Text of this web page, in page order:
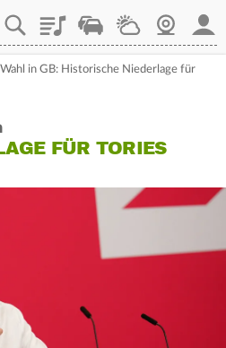
PlaylistStaupilotWetterWebcam
Wahl in GB: Historische Niederlage für
FÜR TORIES